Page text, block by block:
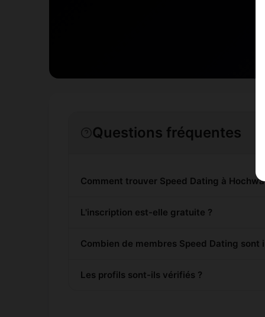
Questions fréquentes
Comment trouver Speed Dating à
L'inscription est-elle gratuite ?
Combien de membres Speed Dating sont
Les profils sont-ils vérifiés ?